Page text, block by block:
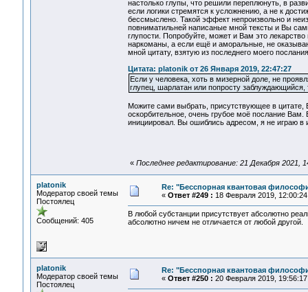
настолько глупы, что решили переплюнуть, в
если логики стремятся к усложнению, а не к
бессмыслено. Такой эффект непроизвольно и
повниматильней написаные мной тексты и Вы
глупости. Попробуйте, может и Вам это
наркоманы, а если ещё и аморальные, не
мной цитату, взятую из последнего моего
Цитата: platonik от 26 Января 2019, 22:47:27
Если у человека, хоть в мизерной доле, не
глупец, шарлатан или попросту
Можите сами выбрать, присутствующее в
оскорбительное, очень грубое моё послание
инициировал. Вы ошиблись адресом, я не играю в
« Последнее редактирование: 21 Декабря 2021,
platonik
Модератор своей темы
Постоялец
Сообщений: 405
Re: "Бесспорная квантовая
« Ответ #249 : 18 Февраля 2019,
В любой субстанции присутствует абсолютно
абсолютно ничем не отличается от любой другой.
platonik
Модератор своей темы
Постоялец
Re: "Бесспорная квантовая
« Ответ #250 : 20 Февраля 2019,